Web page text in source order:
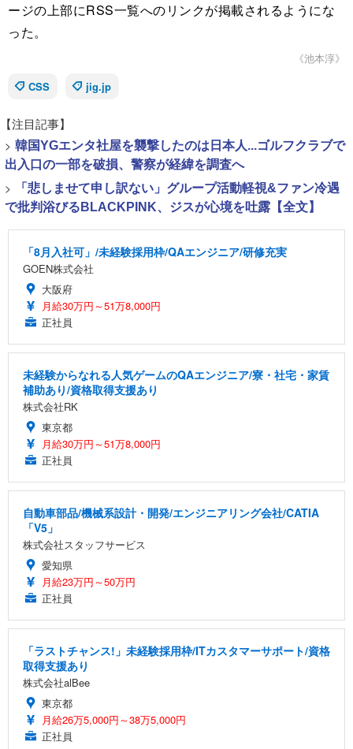
ージの上部にRSS一覧へのリンクが掲載されるようにな
った。
《池本淳》
CSS
jig.jp
【注目記事】
> 韓国YGエンタ社屋を襲撃したのは日本人...ゴルフクラブで
出入口の一部を破損、警察が経緯を調査へ
>
「悲しませて申し訳ない」グループ活動軽視&ファン冷遇
で批判浴びるBLACKPINK、ジスが心境を吐露【全文】
「8月入社可」/未経験採用枠/QAエンジニア/研修充実
GOEN株式会社
大阪府
月給30万円～51万8,000円
正社員
未経験からなれる人気ゲームのQAエンジニア/寮・社宅・家賃
補助あり/資格取得支援あり
株式会社RK
東京都
月給30万円～51万8,000円
正社員
自動車部品/機械系設計・開発/エンジニアリング会社/CATIA
「V5」
株式会社スタッフサービス
愛知県
月給23万円～50万円
正社員
「ラストチャンス!」未経験採用枠/ITカスタマーサポート/資格
取得支援あり
株式会社alBee
東京都
月給26万5,000円～38万5,000円
正社員